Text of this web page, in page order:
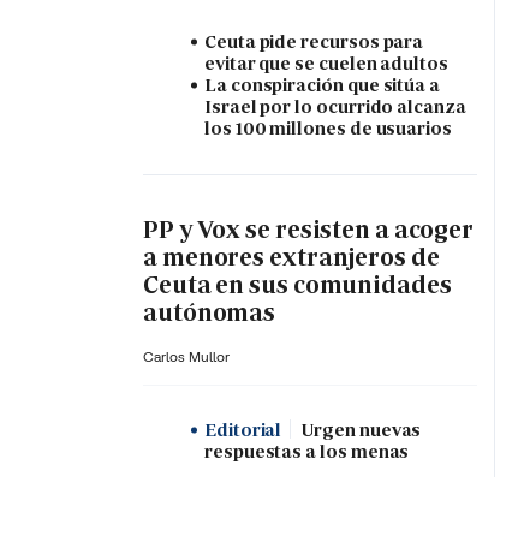
Ceuta pide recursos para
evitar que se cuelen adultos
La conspiración que sitúa a
Israel por lo ocurrido alcanza
los 100 millones de usuarios
PP y Vox se resisten a acoger
a menores extranjeros de
Ceuta en sus comunidades
autónomas
Carlos Mullor
Editorial
Urgen nuevas
respuestas a los menas